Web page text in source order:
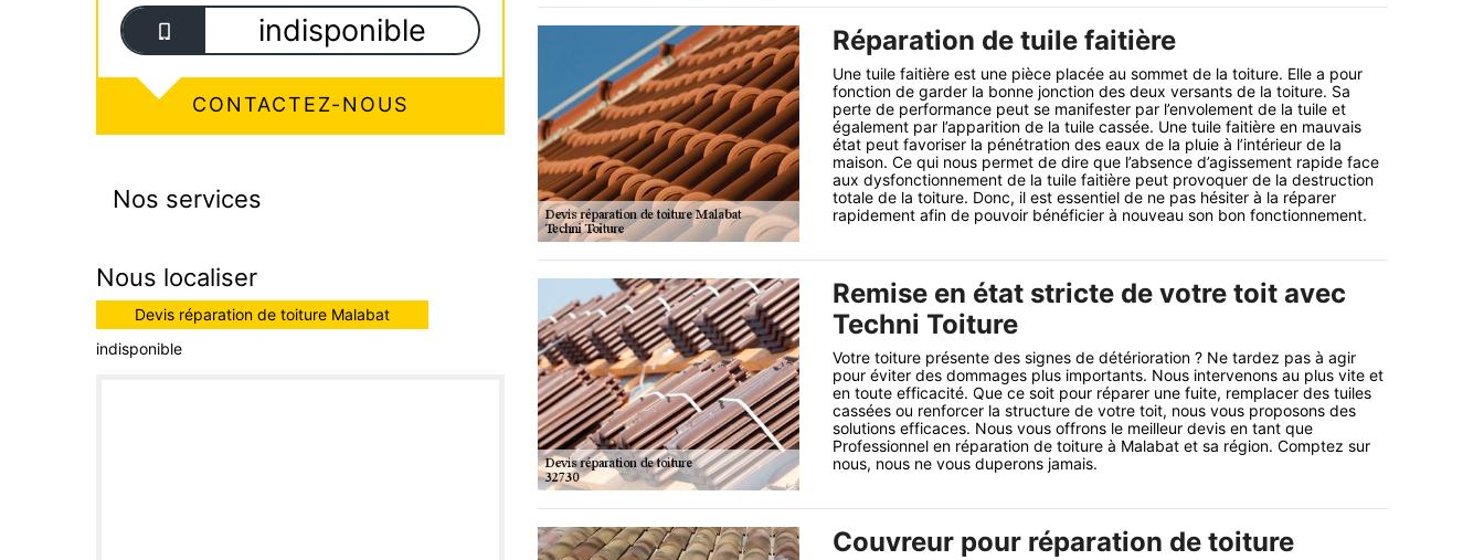
indisponible
CONTACTEZ-NOUS
Nos services
Nous localiser
Devis réparation de toiture Malabat
indisponible
Réparation de tuile faitière
Une tuile faitière est une pièce placée au sommet de la toiture. Elle a pour
fonction de garder la bonne jonction des deux versants de la toiture. Sa
perte de performance peut se manifester par l’envolement de la tuile et
également par l’apparition de la tuile cassée. Une tuile faitière en mauvais
état peut favoriser la pénétration des eaux de la pluie à l’intérieur de la
maison. Ce qui nous permet de dire que l’absence d’agissement rapide face
aux dysfonctionnement de la tuile faitière peut provoquer de la destruction
totale de la toiture. Donc, il est essentiel de ne pas hésiter à la réparer
rapidement afin de pouvoir bénéficier à nouveau son bon fonctionnement.
Remise en état stricte de votre toit avec
Techni Toiture
Votre toiture présente des signes de détérioration ? Ne tardez pas à agir
pour éviter des dommages plus importants. Nous intervenons au plus vite et
en toute efficacité. Que ce soit pour réparer une fuite, remplacer des tuiles
cassées ou renforcer la structure de votre toit, nous vous proposons des
solutions efficaces. Nous vous offrons le meilleur devis en tant que
Professionnel en réparation de toiture à Malabat et sa région. Comptez sur
nous, nous ne vous duperons jamais.
Couvreur pour réparation de toiture